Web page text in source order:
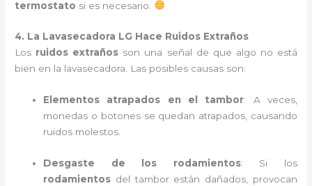
termostato si es necesario.
4. La Lavasecadora LG Hace Ruidos Extraños
Los ruidos extraños son una señal de que algo no está
bien en la lavasecadora. Las posibles causas son:
Elementos atrapados en el tambor: A veces,
monedas o botones se quedan atrapados, causando
ruidos molestos.
Desgaste de los rodamientos: Si los
rodamientos del tambor están dañados, provocan